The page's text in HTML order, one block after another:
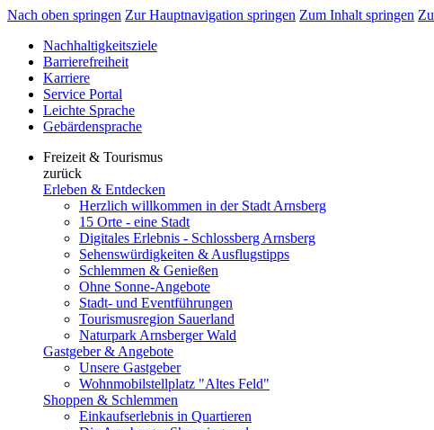
Nach oben springen Zur Hauptnavigation springen Zum Inhalt springen
Nachhaltigkeitsziele
Barrierefreiheit
Karriere
Service Portal
Leichte Sprache
Gebärdensprache
Freizeit & Tourismus
zurück
Erleben & Entdecken
Herzlich willkommen in der Stadt Arnsberg
15 Orte - eine Stadt
Digitales Erlebnis - Schlossberg Arnsberg
Sehenswürdigkeiten & Ausflugstipps
Schlemmen & Genießen
Ohne Sonne-Angebote
Stadt- und Eventführungen
Tourismusregion Sauerland
Naturpark Arnsberger Wald
Gastgeber & Angebote
Unsere Gastgeber
Wohnmobilstellplatz "Altes Feld"
Shoppen & Schlemmen
Einkaufserlebnis in Quartieren